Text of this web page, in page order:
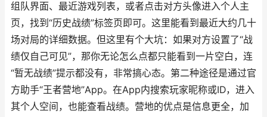
组队界面、最近游戏列表，或者点击对方头像进入个人主
页，找到“历史战绩”标签页即可。这里能看到最近大约几十
场对局的详细数据。但这里有个大坑：如果对方设置了“战
绩仅自己可见”，那你无论怎么点都只能看到一片空白，连
“暂无战绩”提示都没有，非常搞心态。第二种途径是通过官
方助手“王者营地”App。在App内搜索玩家昵称或ID，进入
其个人空间，也能查看战绩。营地的优点是信息更全，加